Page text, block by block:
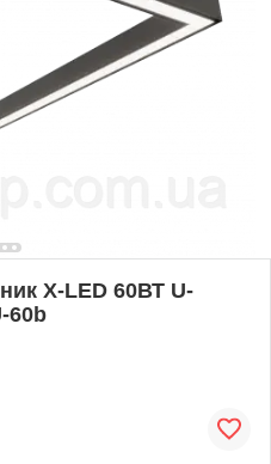
X-LED 60ВТ U-
60b